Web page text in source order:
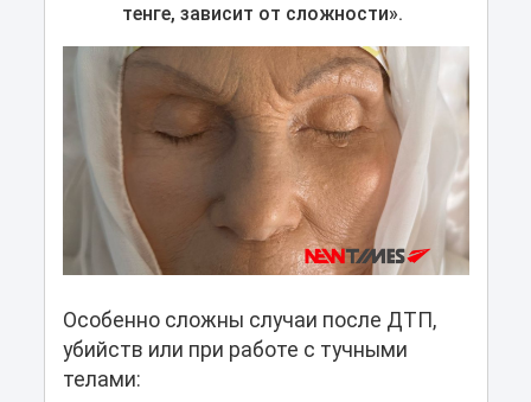
тенге, зависит от сложности».
Особенно сложны случаи после ДТП,
убийств или при работе с тучными
телами: